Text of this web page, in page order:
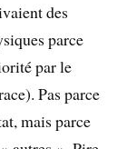
des
parce
par le
Pas parce
mais parce